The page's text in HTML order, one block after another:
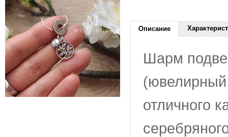
Описание
Шарм
отличного